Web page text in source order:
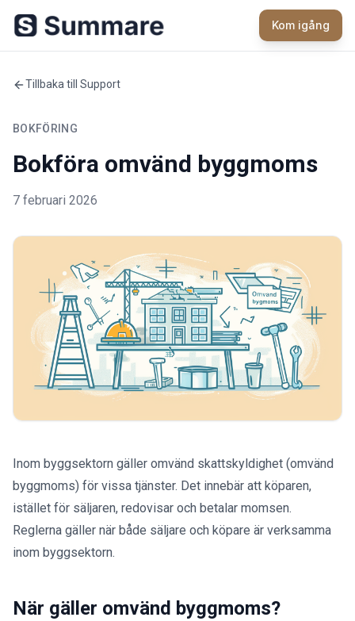
Kom igång
Tillbaka till Support
BOKFÖRING
Bokföra omvänd byggmoms
7 februari 2026
Inom byggsektorn gäller omvänd skattskyldighet (omvänd
byggmoms) för vissa tjänster. Det innebär att köparen,
istället för säljaren, redovisar och betalar momsen.
Reglerna gäller när både säljare och köpare är verksamma
inom byggsektorn.
När gäller omvänd byggmoms?